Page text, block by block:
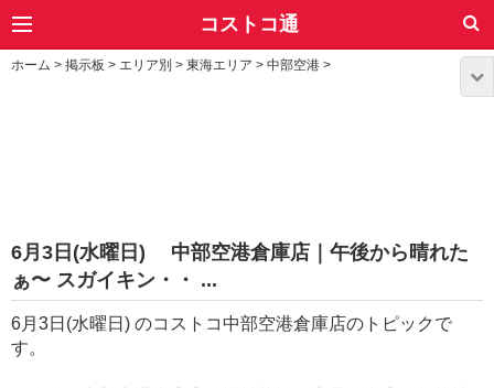
コストコ通
ホーム > 掲示板 > エリア別 > 東海エリア > 中部空港 >
6月3日(水曜日) 中部空港倉庫店｜午後から晴れた
ぁ〜 スガイキン・・ ...
6月3日(水曜日) のコストコ中部空港倉庫店のトピックで
す。